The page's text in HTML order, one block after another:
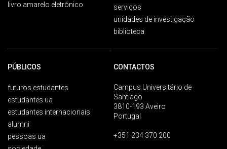
livro amarelo eletrónico
serviços
unidades de investigação
biblioteca
PÚBLICOS
futuros estudantes
estudantes ua
estudantes internacionais
alumni
pessoas ua
CONTACTOS
Campus Universitário de
Santiago
3810-193 Aveiro
Portugal
+351 234 370 200